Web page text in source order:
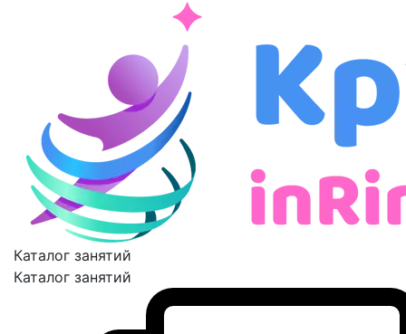
Каталог занятий
Каталог занятий